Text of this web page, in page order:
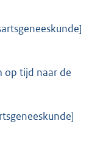
op tijd naar de